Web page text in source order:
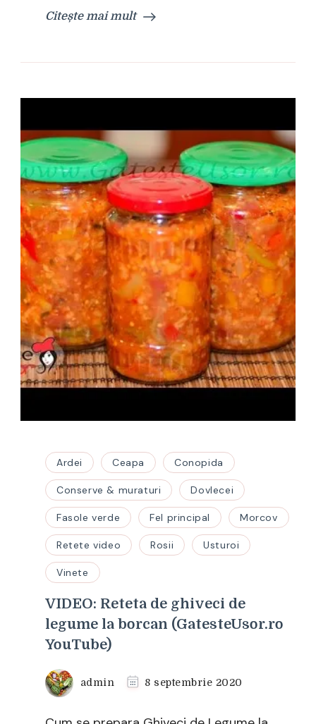
Citește mai mult
Ardei Ceapa Conopida
Conserve & muraturi Dovlecei
Fasole verde Fel principal Morcov
Retete video Rosii Usturoi
Vinete
VIDEO: Reteta de ghiveci de
legume la borcan (GatesteUsor.ro
YouTube)
admin 8 septembrie 2020